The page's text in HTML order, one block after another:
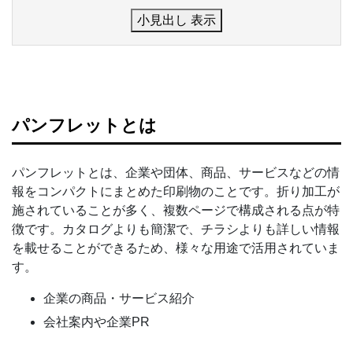
小見出し 表示
パンフレットとは
パンフレットとは、企業や団体、商品、サービスなどの情
報をコンパクトにまとめた印刷物のことです。折り加工が
施されていることが多く、複数ページで構成される点が特
徴です。カタログよりも簡潔で、チラシよりも詳しい情報
を載せることができるため、様々な用途で活用されていま
す。
企業の商品・サービス紹介
会社案内や企業PR